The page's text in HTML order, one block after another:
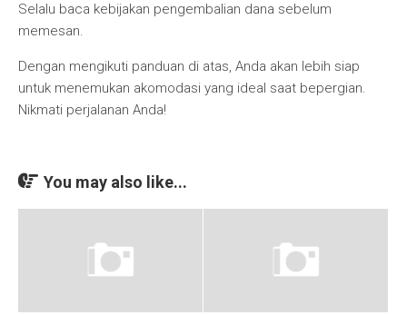
Selalu baca kebijakan pengembalian dana sebelum
memesan.
Dengan mengikuti panduan di atas, Anda akan lebih siap
untuk menemukan akomodasi yang ideal saat bepergian.
Nikmati perjalanan Anda!
You may also like...